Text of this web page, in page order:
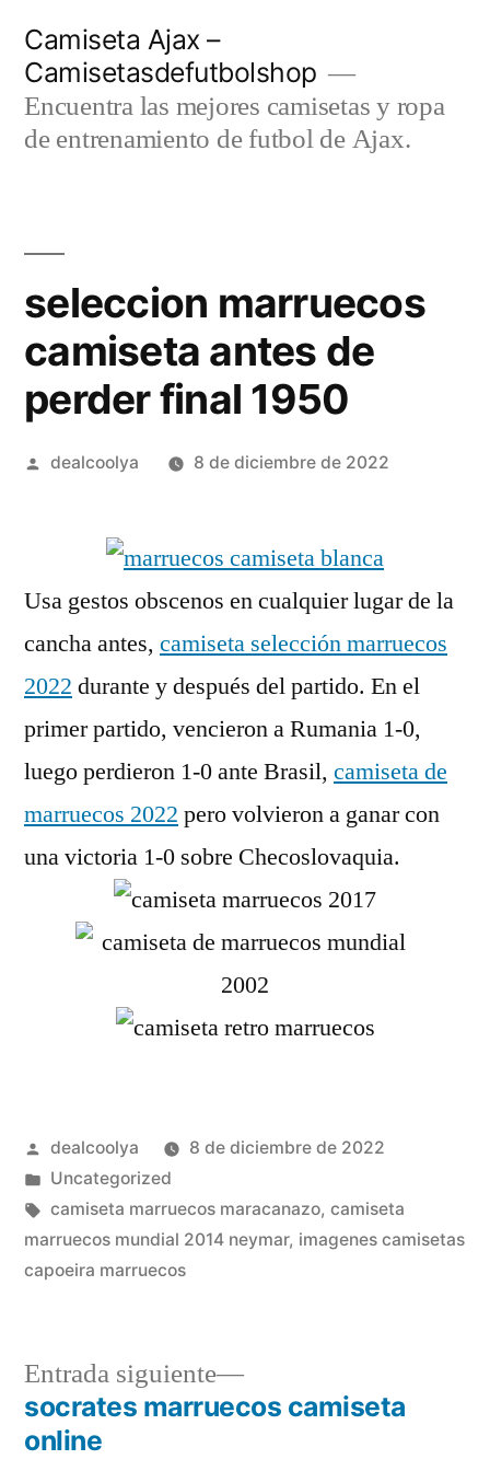
contenido
Camiseta Ajax –
Camisetasdefutbolshop
Encuentra las mejores camisetas y ropa
de entrenamiento de futbol de Ajax.
seleccion marruecos
camiseta antes de
perder final 1950
Publicado
dealcoolya 8 de diciembre de 2022
Usa gestos obscenos en cualquier lugar de la
cancha antes, camiseta selección marruecos
2022 durante y después del partido. En el
primer partido, vencieron a Rumania 1-0,
luego perdieron 1-0 ante Brasil, camiseta de
marruecos 2022 pero volvieron a ganar con
una victoria 1-0 sobre Checoslovaquia.
Publicado
por
dealcoolya
8 de diciembre de 2022
Publicado
en
Uncategorized
Etiquetas:
camiseta marruecos maracanazo, camiseta
marruecos mundial 2014 neymar, imagenes camisetas
capoeira marruecos
Navegación
Entrada siguiente
Entrada
siguiente:
socrates marruecos camiseta
online